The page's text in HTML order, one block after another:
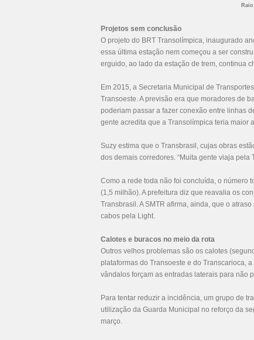
Projetos sem conclusão
O projeto do BRT Transolímpica, inaugurado
essa última estação nem começou a ser
erguido, ao lado da estação de trem, continua
Em 2015, a Secretaria Municipal de
Transoeste. A previsão era que moradores de
poderiam passar a fazer conexão entre linhas
gente acredita que a Transolímpica teria maior
Suzy estima que o Transbrasil, cujas obras
dos demais corredores. “Muita gente viaja
Como a rede toda não foi concluída, o número
(1,5 milhão). A prefeitura diz que reavalia os
Transbrasil. A SMTR afirma, ainda, que o
cabos pela Light.
Calotes e buracos no meio da rota
Outros velhos problemas são os calotes
plataformas do Transoeste e do Transcarioca,
vândalos forçam as entradas laterais para não
Para tentar reduzir a incidência, um grupo de
utilização da Guarda Municipal no reforço da
março.